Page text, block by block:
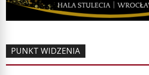
PUNKT WIDZENIA